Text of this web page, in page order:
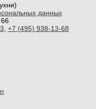
данных
+7 (495) 938-13-68